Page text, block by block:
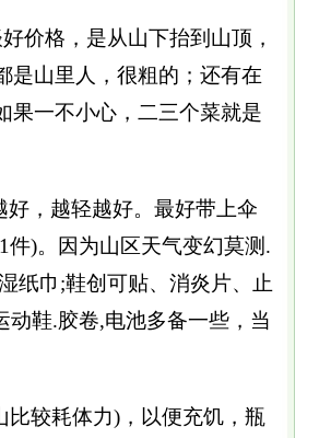
价格，是从山下抬到山顶，
是山里人，很粗的；还有在
果一不小心，二三个菜就是
，越轻越好。最好带上伞
)。因为山区天气变幻莫测.
纸巾;鞋创可贴、消炎片、止
鞋.胶卷,电池多备一些，当
较耗体力)，以便充饥，瓶